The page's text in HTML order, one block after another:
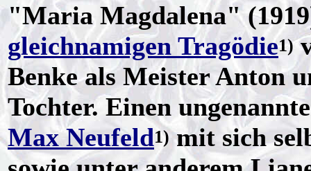
"Maria Magdalena"
gleichnamigen Tragödie1)
Benke als Meister Anton
Tochter. Einen
Max Neufeld1)mit sich